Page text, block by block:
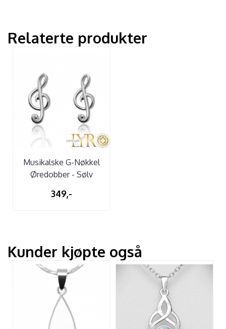
Relaterte produkter
Musikalske G-Nøkkel
Øredobber - Sølv
349,-
Kunder kjøpte også